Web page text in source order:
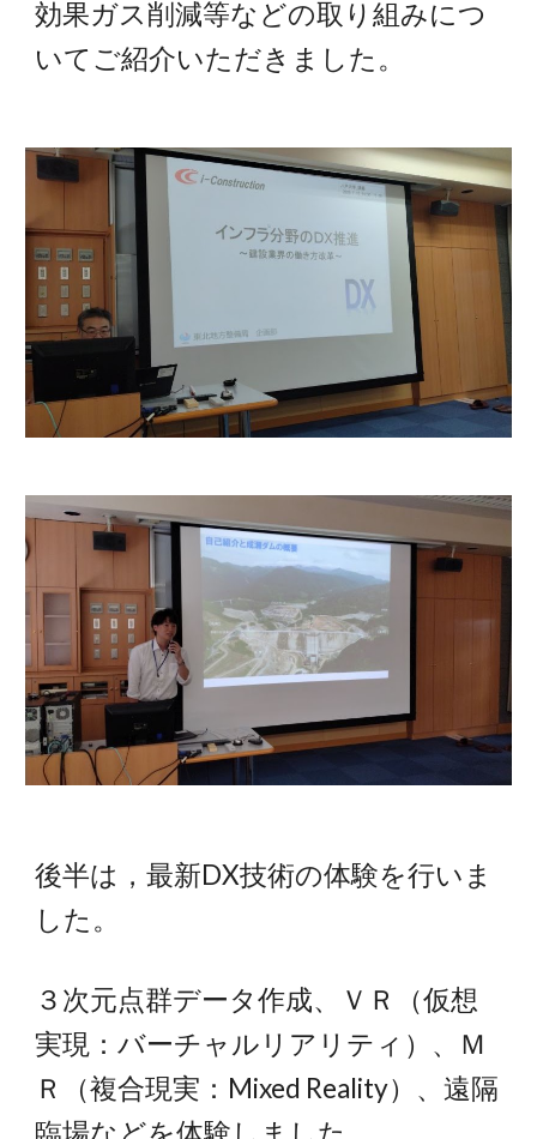
効果ガス削減等などの取り組みにつ
いてご紹介いただきました。
後半は，最新DX技術の体験を行いま
した。
３次元点群データ作成、ＶＲ（仮想
実現：バーチャルリアリティ）、Ｍ
Ｒ（複合現実：Mixed Reality）、遠隔
臨場などを体験しました。